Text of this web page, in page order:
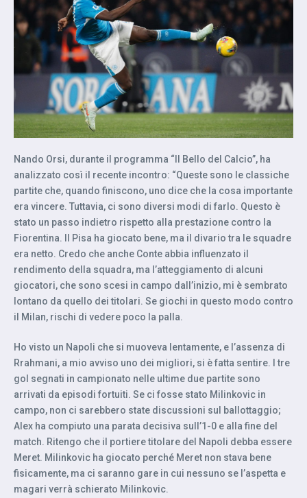
Nando Orsi, durante il programma “Il Bello del Calcio”, ha
analizzato così il recente incontro: “Queste sono le classiche
partite che, quando finiscono, uno dice che la cosa importante
era vincere. Tuttavia, ci sono diversi modi di farlo. Questo è
stato un passo indietro rispetto alla prestazione contro la
Fiorentina. Il Pisa ha giocato bene, ma il divario tra le squadre
era netto. Credo che anche Conte abbia influenzato il
rendimento della squadra, ma l’atteggiamento di alcuni
giocatori, che sono scesi in campo dall’inizio, mi è sembrato
lontano da quello dei titolari. Se giochi in questo modo contro
il Milan, rischi di vedere poco la palla.
Ho visto un Napoli che si muoveva lentamente, e l’assenza di
Rrahmani, a mio avviso uno dei migliori, si è fatta sentire. I tre
gol segnati in campionato nelle ultime due partite sono
arrivati da episodi fortuiti. Se ci fosse stato Milinkovic in
campo, non ci sarebbero state discussioni sul ballottaggio;
Alex ha compiuto una parata decisiva sull’1-0 e alla fine del
match. Ritengo che il portiere titolare del Napoli debba essere
Meret. Milinkovic ha giocato perché Meret non stava bene
fisicamente, ma ci saranno gare in cui nessuno se l’aspetta e
magari verrà schierato Milinkovic.